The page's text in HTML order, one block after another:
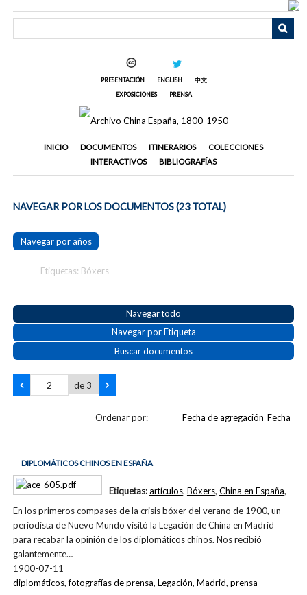
PRESENTACIÓN ENGLISH
中文
EXPOSICIONES
PRENSA
INICIO DOCUMENTOS ITINERARIOS
COLECCIONES
INTERACTIVOS
BIBLIOGRAFÍAS
NAVEGAR POR LOS DOCUMENTOS (23 TOTAL)
Navegar por años
Etiquetas: Bóxers
Navegar todo
Navegar por Etiqueta
Buscar documentos
de 3
Ordenar por: Fecha de agregación Fecha
DIPLOMÁTICOS CHINOS EN ESPAÑA
En los primeros compases de la crisis bóxer del verano de 1900, un
periodista de Nuevo Mundo visitó la Legación de China en Madrid
para recabar la opinión de los diplomáticos chinos. Nos recibió
galantemente…
1900-07-11
Etiquetas:artículos, Bóxers, China en España,
diplomáticos,fotografías de prensa,Legación,Madrid,prensa